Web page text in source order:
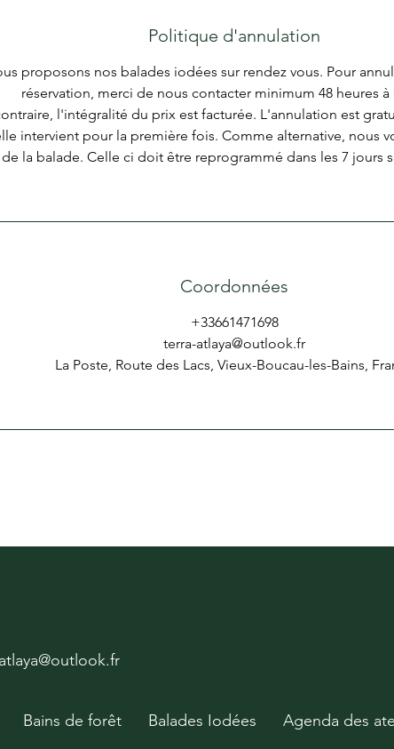
Politique d'annulation
proposons nos balades iodées sur rendez vous. Pour
réservation, merci de nous contacter minimum 48 heures à
l'intégralité du prix est facturée. L'annulation est
intervient pour la première fois. Comme alternative, nous
la balade. Celle ci doit être reprogrammé dans les 7 jours
Coordonnées
+33661471698
terra-atlaya@outlook.fr
La Poste, Route des Lacs, Vieux-Boucau-les-Bains,
Bains de forêt Balades Iodées Agenda des